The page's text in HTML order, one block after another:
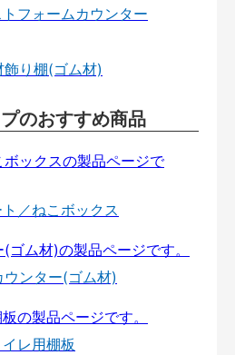
フォームカウンター
飾り棚(ゴム材)
のおすすめ商品
／ねこボックス
ウンター(ゴム材)
イレ用棚板